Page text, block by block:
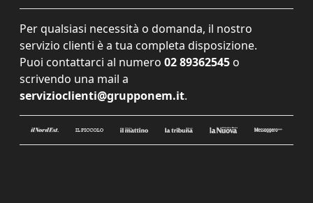
Per qualsiasi necessità o domanda, il nostro
servizio clienti è a tua completa disposizione.
Puoi contattarci al numero 02 89362545 o
scrivendo una mail a
servizioclienti@grupponem.it.